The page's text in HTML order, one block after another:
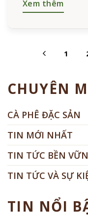
CHUYÊN
CÀ PHÊ ĐẶC SẢN
TIN MỚI NHẤT
TIN TỨC BỀN
TIN TỨC VÀ SỰ
TIN NỔI
Xem thêm
1